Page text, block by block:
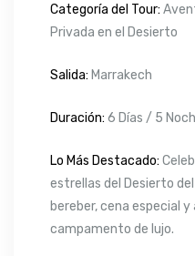
Categoría del Tour:
Privada en el Desierto
Salida: Marrakech
Duración: 6 Días / 5
Lo Más Destacado:
estrellas del Desierto
bereber, cena especial
campamento de lujo.